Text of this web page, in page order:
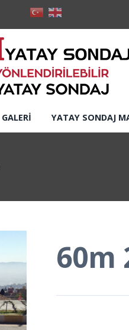
GALERI YATAY SONDAJ
60m